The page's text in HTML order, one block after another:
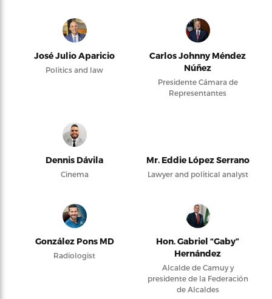
José Julio Aparicio
Politics and law
Carlos Johnny Méndez
Núñez
Presidente Cámara de
Representantes
Dennis Dávila
Cinema
Mr. Eddie López Serrano
Lawyer and political analyst
González Pons MD
Radiologist
Hon. Gabriel “Gaby”
Hernández
Alcalde de Camuy y
presidente de la Federación
de Alcaldes